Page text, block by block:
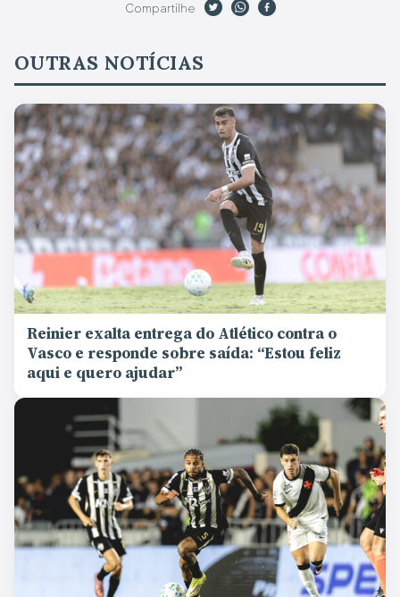
Compartilhe
OUTRAS NOTÍCIAS
Reinier exalta entrega do Atlético contra o
Vasco e responde sobre saída: “Estou feliz
aqui e quero ajudar”